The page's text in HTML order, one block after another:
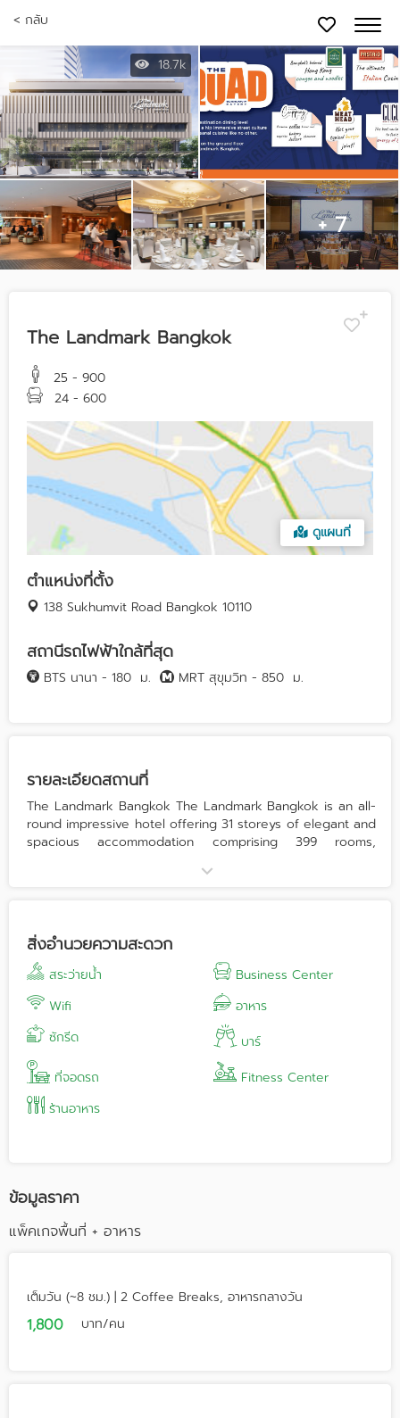
< กลับ
18.7k
+ 7
The Landmark Bangkok
25 - 900
24 - 600
ดูแผนที่
ตำแหน่งที่ตั้ง
138 Sukhumvit Road Bangkok 10110
สถานีรถไฟฟ้าใกล้ที่สุด
BTS นานา - 180 ม. MRT สุขุมวิท - 850 ม.
รายละเอียดสถานที่
The Landmark Bangkok The Landmark Bangkok is an all-
round impressive hotel offering 31 storeys of elegant and
spacious accommodation comprising 399 rooms,
restaurants are of the highest international standards,
rooms, 25 recently upgraded meeting rooms with
capacities for 10 -1000 delegates, along with Fitness First
Platinum, Spa, outdoor swimming pool, and WiFi. A wide
range of gourmet dining possibilities are available in a
choice of 7 outstanding restaurants. Guests have a
choice of 6 room types, including the Premium, Premium
Club, Premium Corner and Premium Club Corner rooms,
the Deluxe Suite and the Executive Suite. These range in
size from 26 sqm. to 78 sqm. All rooms feature state of
the art design, along with deluxe in-room amenities,
superb services and facilities such as complimentary Wi-
with the hotel’s signature bathroom amenities, and
a room’s temperature and lighting thanks to the bedside
one of Bangkok’s most enduringly popular hotels. Part of
that success is due to its convenient location on lower
Sukhumvit Road in central Bangkok, close to Nana station
สิ่งอำนวยความสะดวก
สระว่ายน้ำ
Business Center
Wifi
อาหาร
ซักรีด
บาร์
ที่จอดรถ
Fitness Center
ร้านอาหาร
ข้อมูลราคา
แพ็คเกจพื้นที่ + อาหาร
เต็มวัน (~8 ชม.) | 2 Coffee Breaks, อาหารกลางวัน
1,800 บาท/คน